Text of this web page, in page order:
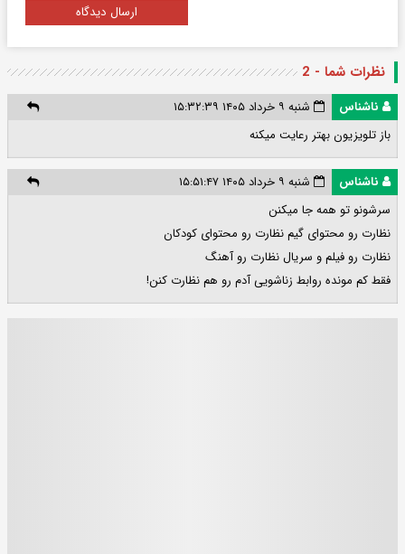
ارسال دیدگاه
نظرات شما - 2
ناشناس
شنبه ۹ خرداد ۱۴۰۵ ۱۵:۳۲:۳۹
باز تلویزیون بهتر رعایت میکنه
ناشناس
شنبه ۹ خرداد ۱۴۰۵ ۱۵:۵۱:۴۷
سرشونو تو همه جا میکنن
نظارت رو محتوای گیم نظارت رو محتوای کودکان
نظارت رو فیلم و سریال نظارت رو آهنگ
فقط کم مونده روابط زناشویی آدم رو هم نظارت کنن!